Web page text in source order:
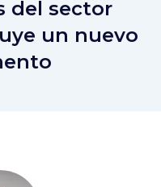
del sector
un nuevo